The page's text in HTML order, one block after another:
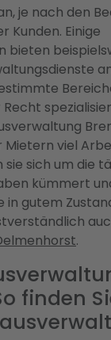
je nach den
Kunden. Einige
bieten
viel
sich um die
kümmert
in gutem
.
finden